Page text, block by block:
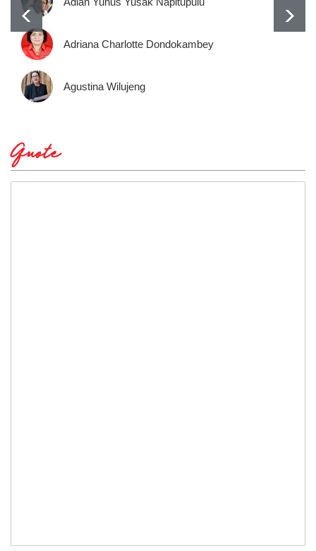
Adriana Charlotte Dondokambey
Agustina Wilujeng
Quote